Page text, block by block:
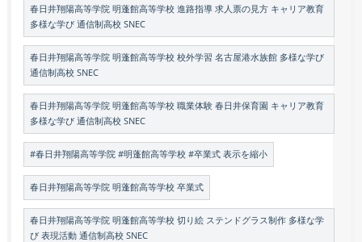
春日井翔陽高等学院 明蓬館高等学校 進路指導 求人票の見方 キャリア教育
多様な学び 通信制高校 SNEC
春日井翔陽高等学院 明蓬館高等学校 校外学習 名古屋港水族館 多様な学び
通信制高校 SNEC
春日井翔陽高等学院 明蓬館高等学校 職業体験 春日井保育園 キャリア教育
多様な学び 通信制高校 SNEC
#春日井翔陽高等学院 #明蓬館高等学校 #卒業式 表示を縮小
春日井翔陽高等学院 明蓬館高等学校 卒業式
春日井翔陽高等学院 明蓬館高等学校 切り絵 ステンドグラス制作 多様な学
び 表現活動 通信制高校 SNEC